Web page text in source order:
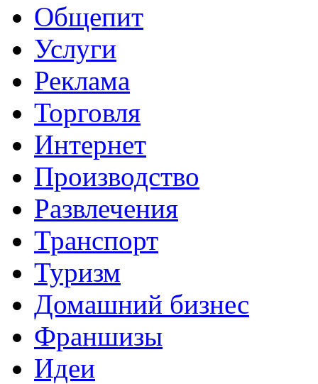
Общепит
Услуги
Реклама
Торговля
Интернет
Производство
Развлечения
Транспорт
Туризм
Домашний бизнес
Франшизы
Идеи